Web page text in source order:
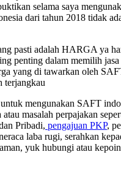
selama saya
dari tahun 2018 tidak
pasti adalah HARGA ya
penting dalam memilih
yang di tawarkan oleh
terjangkau
mengunakan SAFT
masalah perpajakan
Pribadi, pengajuan PKP,
laba rugi, serahkan
yuk hubungi atau